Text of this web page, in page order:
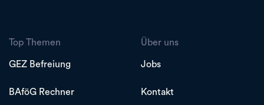
Top Themen
GEZ Befreiung
BAföG Rechner
Über uns
Jobs
Kontakt